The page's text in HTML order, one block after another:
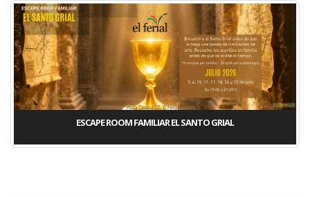
ESCAPE ROOM FAMILIAR EL SANTO GRIAL